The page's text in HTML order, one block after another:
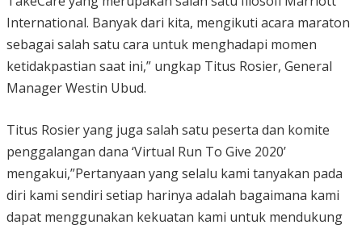
International. Banyak dari kita, mengikuti acara maraton
sebagai salah satu cara untuk menghadapi momen
ketidakpastian saat ini,” ungkap Titus Rosier, General
Manager Westin Ubud.
Titus Rosier yang juga salah satu peserta dan komite
penggalangan dana ‘Virtual Run To Give 2020’
mengakui,”Pertanyaan yang selalu kami tanyakan pada
diri kami sendiri setiap harinya adalah bagaimana kami
dapat menggunakan kekuatan kami untuk mendukung